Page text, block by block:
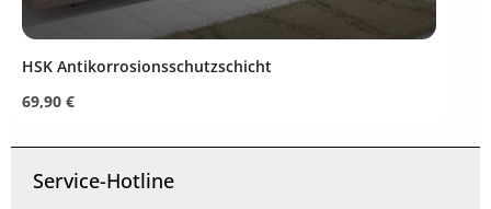
HSK Antikorrosionsschutzschicht
Regulärer Preis:
69,90 €
Produkt Anzahl: Gib den gewünschten Wert ein
Service-Hotline